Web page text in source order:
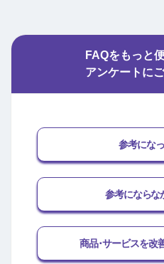
FAQをもっと
アンケートに
参考にな
参考にならな
商品･サービスを改